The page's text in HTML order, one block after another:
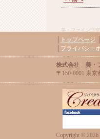
美・ファイン研
っております。
トップページ
プライバシー
株式会社 美・
〒150-0001 東京
Copyright © 2026